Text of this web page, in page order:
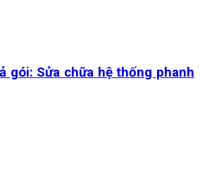
gói: Sửa chữa hệ thống phanh